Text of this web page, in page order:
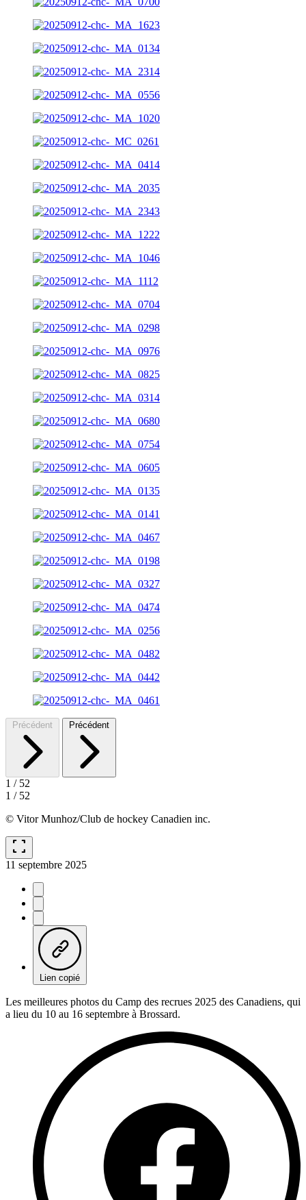
Précédent Précédent
1 / 52
1 / 52
© Vitor Munhoz/Club de hockey Canadien inc.
fullscreen
11 septembre 2025
Lien copié
Les meilleures photos du Camp des recrues 2025 des Canadiens, qui
a lieu du 10 au 16 septembre à Brossard.